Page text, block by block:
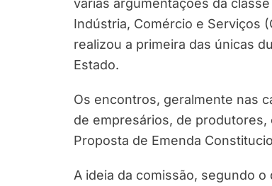
várias argumentações da
Indústria, Comércio e Serviços
realizou a primeira das únicas
Estado.
Os encontros, geralmente nas
de empresários, de
Proposta de Emenda
A ideia da comissão, segundo